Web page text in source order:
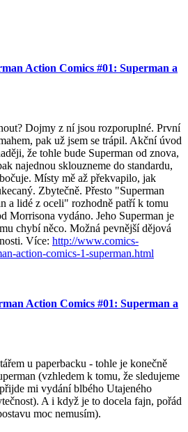
Action Comics #01: Superman a
Dojmy z ní jsou rozporuplné. První
pak už jsem se trápil. Akční úvod
že tohle bude Superman od znova,
najednou sklouzneme do standardu,
Místy mě až překvapilo, jak
Zbytečně. Přesto "Superman
a lidé z oceli" rozhodně patří k tomu
Morrisona vydáno. Jeho Superman je
chybí něco. Možná pevnější dějová
Více: http://www.comics-
action-comics-1-superman.html
Action Comics #01: Superman a
u paperbacku - tohle je konečně
(vzhledem k tomu, že sledujeme
mi vydání blbého Utajeného
A i když je to docela fajn, pořád
moc nemusím).